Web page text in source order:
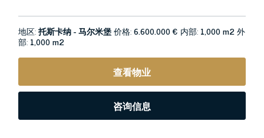
地区:托斯卡纳 - 马尔米堡价格:6.600.000 € 内部: 1,000 m2外
部: 1,000 m2
查看物业
咨询信息